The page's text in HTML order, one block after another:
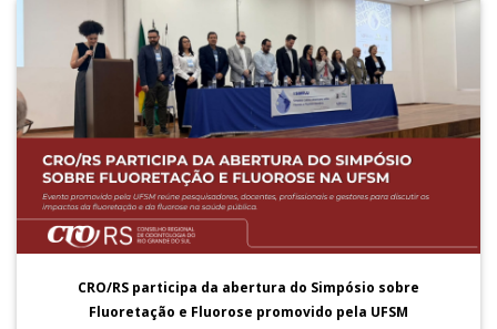
CRO/RS participa da abertura do Simpósio sobre
Fluoretação e Fluorose promovido pela UFSM